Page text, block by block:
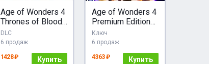
Age of Wonders 4
Thrones of Blood
Steam РУ и
другие
DLC
6 продаж
1428 ₽ Купить
Age of Wonders 4
Premium Edition
Авто МИР
Ключ
6 продаж
4363 ₽ Купить